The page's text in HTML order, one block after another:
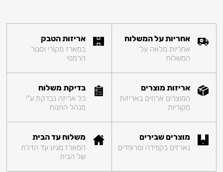
אחריות על המשלוח
אחריות מלאה על
המשלוח
אריזות הטבק
במארז מקורי וסגור
הרמטי
אריזות מוצרים
המוצרים ארוזים באריזות
מקוריות
בדיקת משלוח
כל אריזה נבדקת ע"י
מנהל החנות
מוצרים שבירים
נארזים בקפידה ומרופדים
משלוח עד הבית
המארז מגיע עד הדלת
של הבית